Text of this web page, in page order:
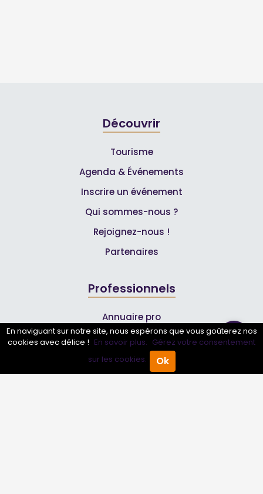
Annuaire Pro Agenda
Découvrir
Tourisme
Agenda & Événements
Inscrire un événement
Qui sommes-nous ?
Rejoignez-nous !
Partenaires
Professionnels
Annuaire pro
Inscrire mon entreprise
Les Abonnements Pros
En naviguant sur notre site, nous espérons que vous goûterez nos
cookies avec délice ! En savoir plus. Gérez votre consentement
sur les cookies.
Ok